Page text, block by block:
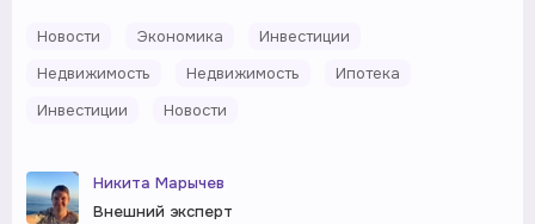
Новости Экономика
Инвестиции
Недвижимость
Недвижимость
Ипотека
Инвестиции
Новости
Никита Марычев
Внешний эксперт